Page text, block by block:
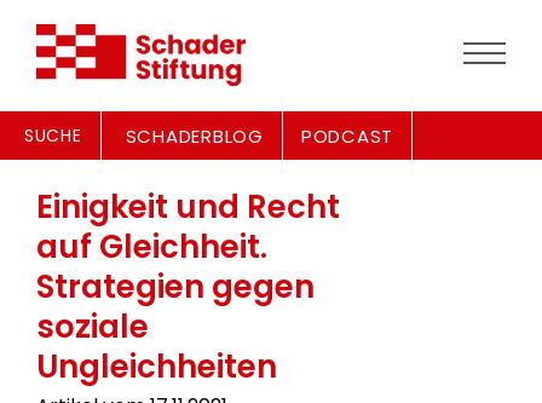
SUCHE SCHADERBLOG PODCAST
Einigkeit und Recht
auf Gleichheit.
Strategien gegen
soziale
Ungleichheiten